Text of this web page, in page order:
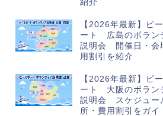
紹介
【2026年最新】ピ
ート 広島のボラン
説明会 開催日・会
用割引を紹介
【2026年最新】ピ
ート 大阪のボラン
説明会 スケジュー
所・費用割引をガ